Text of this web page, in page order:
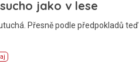
jako v lese
Přesně podle předpokladů teď